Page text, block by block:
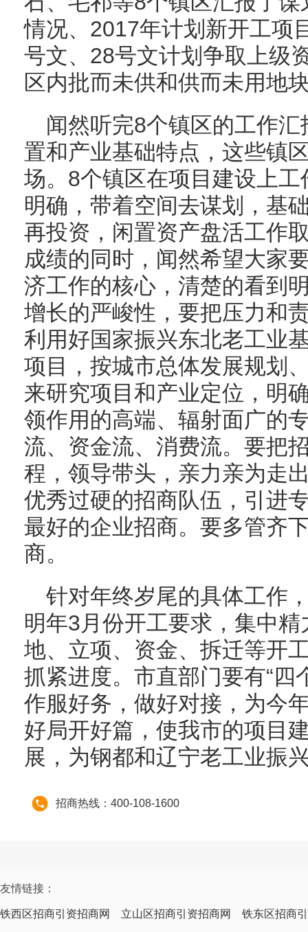
情况、2017年计划新开工项
号文、28号文计划争取上级
区内批而未供和供而未用地
闻然听完8个镇区的工作
置和产业基础特点，这些镇
场。8个镇区在项目建设上
明确，带着空间去谋划，基
再投资，闲置资产盘活工作
成绩的同时，闻然希望大家
济工作的核心，清楚的看到
增长的严峻性，要把压力和
利用好国家振兴东北老工业
项目，按城市总体发展规划
来研究项目和产业定位，明
领作用的高端、辐射面广的
流、资金流、消费流。要把
程，领导带头，亲力亲为走
优秀过硬的招商队伍，引进
最好的企业招商。要多管齐
商。
针对年终岁尾的具体工作
明年3月份开工要求，集中
地、立项、资金、拆迁等开
抓紧进度。市直部门要有“四
作服好务，做好对接，为今
好局开好篇，使我市的项目
展，为钢都和辽宁老工业振
招商热线：400-108-1600
友情链接：
铁西区招商引资招商网 立山区招商引资招商网 铁东区招商